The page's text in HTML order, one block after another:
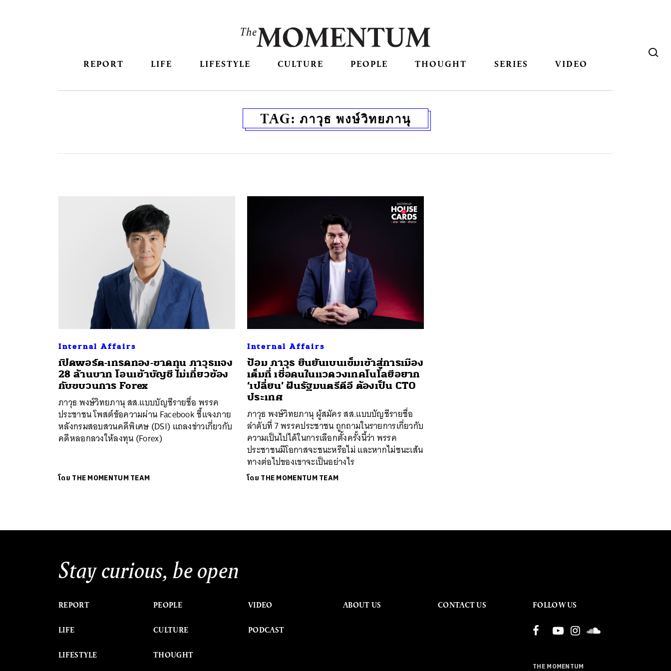
REPORT LIFE LIFESTYLE CULTURE PEOPLE THOUGHT SERIES VIDEO
TAG: ภาวุธ พงษ์วิทยภานุ
Internal Affairs
เปิดพอร์ต-เทรดทอง-ขาดทุน ภาวุธแจง
28 ล้านบาท โอนเข้าบัญชี ไม่เกี่ยวข้อง
กับขบวนการ Forex
ภาวุธ พงษ์วิทยภานุ สส.แบบบัญชีรายชื่อ พรรค
ประชาชน โพสต์ข้อความผ่าน Facebook ชี้แจงภาย
หลังกรมสอบสวนคดีพิเศษ (DSI) แถลงข่าวเกี่ยวกับ
คดีหลอกลวงให้ลงทุน (Forex)
โดย THE MOMENTUM TEAM
Internal Affairs
ป้อม ภาวุธ ยืนยันเบนเข็มเข้าสู่การเมือง
เต็มที่ เชื่อคนในแวดวงเทคโนโลยีอยาก
‘เปลี่ยน’ ฝันรัฐมนตรีดีอี ต้องเป็น CTO
ประเทศ
ภาวุธ พงษ์วิทยภานุ ผู้สมัคร สส.แบบบัญชีรายชื่อ
ลำดับที่ 7 พรรคประชาชน ถูกถามในรายการเกี่ยวกับ
ความเป็นไปได้ในการเลือกตั้งครั้งนี้ว่า พรรค
ประชาชนมีโอกาสจะชนะหรือไม่ และหากไม่ชนะเส้น
ทางต่อไปของเขาจะเป็นอย่างไร
โดย THE MOMENTUM TEAM
Stay curious, be open
REPORT
LIFE
LIFESTYLE
PEOPLE
CULTURE
THOUGHT
VIDEO
PODCAST
ABOUT US CONTACT US FOLLOW US
THE MOMENTUM
SHARE